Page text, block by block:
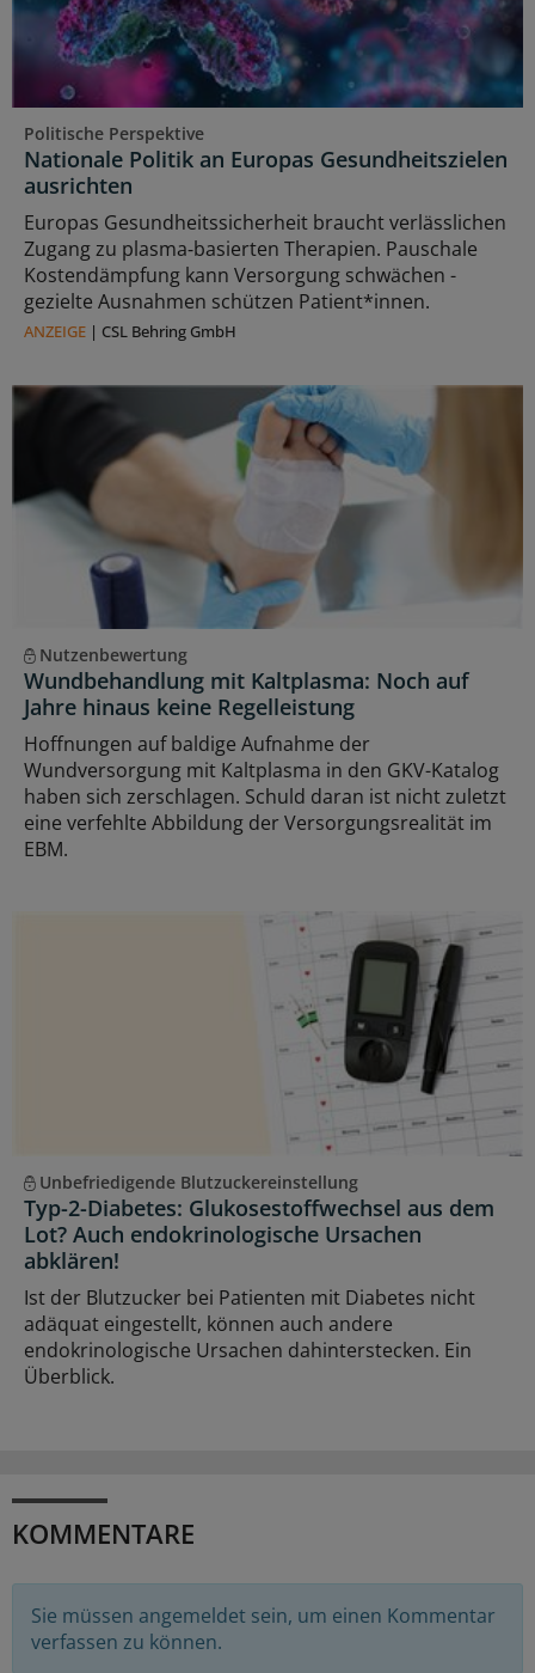
Politische Perspektive
Nationale Politik an Europas Gesundheitszielen
ausrichten
Europas Gesundheitssicherheit braucht verlässlichen
Zugang zu plasma‑basierten Therapien. Pauschale
Kostendämpfung kann Versorgung schwächen -
gezielte Ausnahmen schützen Patient*innen.
ANZEIGE | CSL Behring GmbH
Nutzenbewertung
Wundbehandlung mit Kaltplasma: Noch auf
Jahre hinaus keine Regelleistung
Hoffnungen auf baldige Aufnahme der
Wundversorgung mit Kaltplasma in den GKV-Katalog
haben sich zerschlagen. Schuld daran ist nicht zuletzt
eine verfehlte Abbildung der Versorgungsrealität im
EBM.
Unbefriedigende Blutzuckereinstellung
Typ-2-Diabetes: Glukosestoffwechsel aus dem
Lot? Auch endokrinologische Ursachen
abklären!
Ist der Blutzucker bei Patienten mit Diabetes nicht
adäquat eingestellt, können auch andere
endokrinologische Ursachen dahinterstecken. Ein
Überblick.
KOMMENTARE
Sie müssen angemeldet sein, um einen Kommentar
verfassen zu können.